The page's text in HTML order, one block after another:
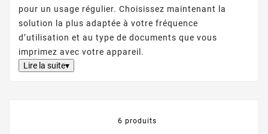
pour un usage régulier. Choisissez maintenant la
solution la plus adaptée à votre fréquence
d’utilisation et au type de documents que vous
imprimez avec votre appareil.
Lire la suite▾
6 produits